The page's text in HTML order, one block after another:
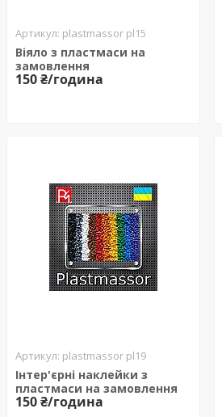
plastmassor pl15
Віяло з пластмаси на
замовлення
150 ₴/година
plastmassor pl19
Інтер'єрні наклейки з
пластмаси на замовлення
150 ₴/година